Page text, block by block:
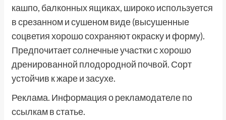
кашпо, балконных ящиках, широко используется
в срезанном и сушеном виде (высушенные
соцветия хорошо сохраняют окраску и форму).
Предпочитает солнечные участки с хорошо
дренированной плодородной почвой. Сорт
устойчив к жаре и засухе.
Реклама. Информация о рекламодателе по
ссылкам в статье.